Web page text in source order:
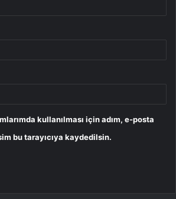
kullanılması için adım, e-posta
bu tarayıcıya kaydedilsin.